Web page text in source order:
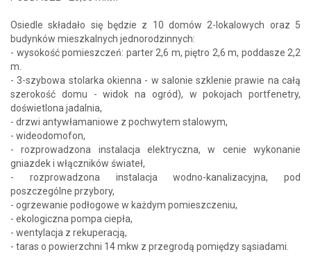
Osiedle składało się będzie z 10 domów 2-lokalowych oraz 5
budynków mieszkalnych jednorodzinnych:
- wysokość pomieszczeń: parter 2,6 m, piętro 2,6 m, poddasze 2,2
m.
- 3-szybowa stolarka okienna - w salonie szklenie prawie na całą
szerokość domu - widok na ogród), w pokojach portfenetry,
doświetlona jadalnia,
- drzwi antywłamaniowe z pochwytem stalowym,
- wideodomofon,
- rozprowadzona instalacja elektryczna, w cenie wykonanie
gniazdek i włączników świateł,
- rozprowadzona instalacja wodno-kanalizacyjna, pod
poszczególne przybory,
- ogrzewanie podłogowe w każdym pomieszczeniu,
- ekologiczna pompa ciepła,
- wentylacja z rekuperacją,
- taras o powierzchni 14 mkw z przegrodą pomiędzy sąsiadami.